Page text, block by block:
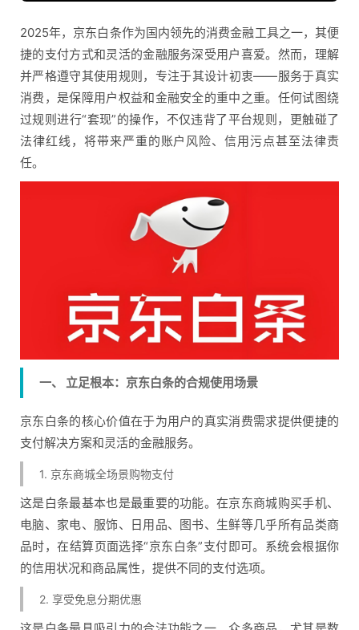
2025年，京东白条作为国内领先的消费金融工具之一，其便
捷的支付方式和灵活的金融服务深受用户喜爱。然而，理解
并严格遵守其使用规则，专注于其设计初衷——服务于真实
消费，是保障用户权益和金融安全的重中之重。任何试图绕
过规则进行“套现”的操作，不仅违背了平台规则，更触碰了
法律红线，将带来严重的账户风险、信用污点甚至法律责
任。
一、 立足根本：京东白条的合规使用场景
京东白条的核心价值在于为用户的真实消费需求提供便捷的
支付解决方案和灵活的金融服务。
1. 京东商城全场景购物支付
这是白条最基本也是最重要的功能。在京东商城购买手机、
电脑、家电、服饰、日用品、图书、生鲜等几乎所有品类商
品时，在结算页面选择“京东白条”支付即可。系统会根据你
的信用状况和商品属性，提供不同的支付选项。
2. 享受免息分期优惠